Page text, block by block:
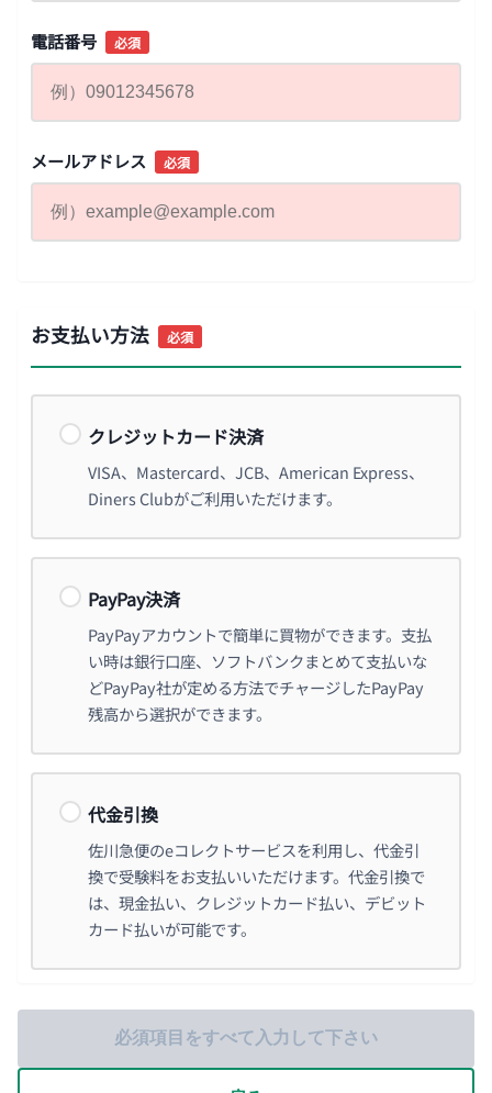
電話番号 必須
メールアドレス 必須
お支払い方法 必須
クレジットカード決済
VISA、Mastercard、JCB、American Express、
Diners Clubがご利用いただけます。
PayPay決済
PayPayアカウントで簡単に買物ができます。支払
い時は銀行口座、ソフトバンクまとめて支払いな
どPayPay社が定める方法でチャージしたPayPay
残高から選択ができます。
代金引換
佐川急便のeコレクトサービスを利用し、代金引
換で受験料をお支払いいただけます。代金引換で
は、現金払い、クレジットカード払い、デビット
カード払いが可能です。
必須項目をすべて入力して下さい